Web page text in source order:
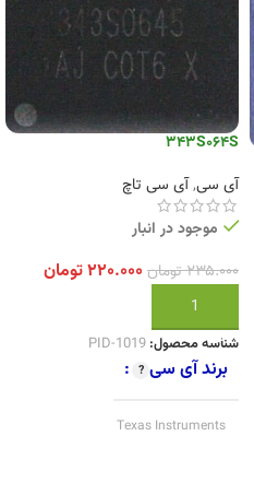
343S064S
آی سی,آی سی تاچ
موجود در انبار
۲۳۵.۰۰۰تومان ۲۲۰.۰۰۰تومان
افزودن به سبد خرید
شناسه محصول: PID-1019
برند آی سی
Texas Instruments